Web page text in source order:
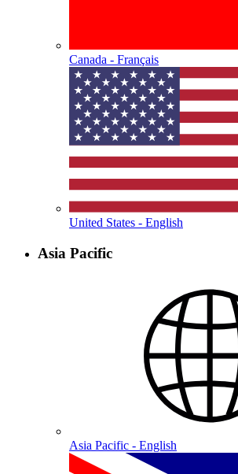
Canada - Français
United States - English
Asia Pacific
Asia Pacific - English